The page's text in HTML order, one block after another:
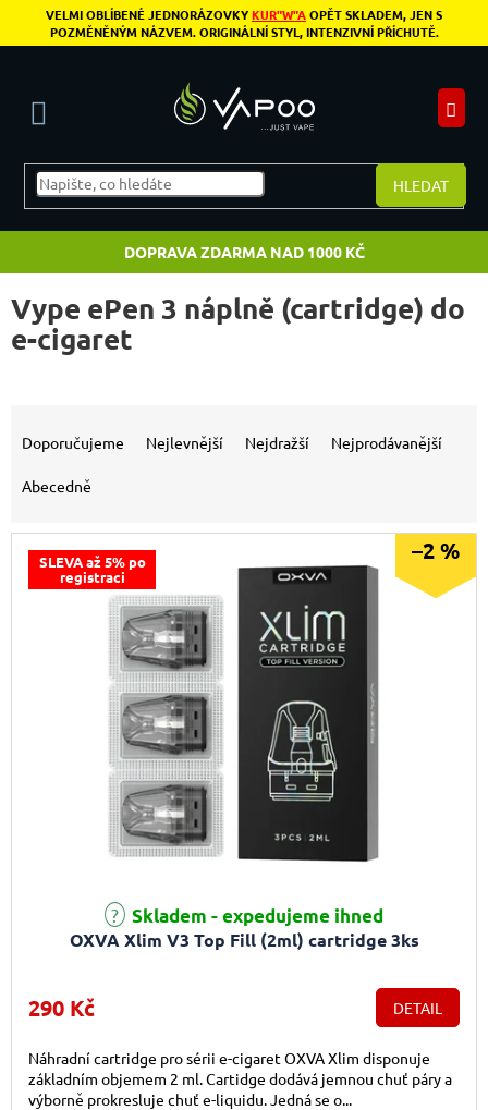
Přejít na obsah
VELMI OBLÍBENÉ JEDNORÁZOVKYKUR"W"AOPĚT SKLADEM, JEN S
POZMĚNĚNÝM NÁZVEM. ORIGINÁLNÍ STYL, INTENZIVNÍ PŘÍCHUTĚ.
HLEDAT
DOPRAVA ZDARMA NAD 1000 KČ
Vype ePen 3 náplně (cartridge) do
e-cigaret
Doporučujeme Nejlevnější Nejdražší Nejprodávanější
Abecedně
SLEVA až 5% po
registraci
–2 %
OXVA Xlim V3 Top Fill (2ml) cartridge 3ks
Průměrné hodnocení produktu je 5,0 z 5 hvězdiček.
Skladem - expedujeme ihned
290 Kč DETAIL
Náhradní cartridge pro sérii e-cigaret OXVA Xlim disponuje
základním objemem 2 ml. Cartidge dodává jemnou chuť páry a
výborně prokresluje chuť e-liquidu. Jedná se o...